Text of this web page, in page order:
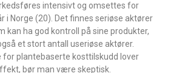
intensivt og omsettes for
i Norge (20). Det finnes seriøse aktører
kan ha god kontroll på sine produkter,
et stort antall useriøse aktører.
for plantebaserte kosttilskudd lover
bør man være skeptisk.